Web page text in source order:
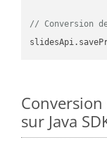
// Conversion de
Conversion
sur Java